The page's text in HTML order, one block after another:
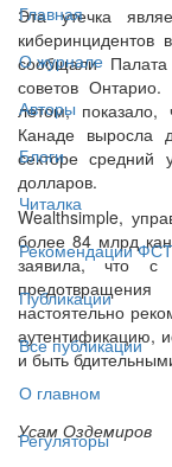
Главная
О журнале
Авторы
Блоги
Читалка
Рекомендации
Публикации
Все публикации
О главном
Регуляторы
Эта утечка
сообщали
советов Онтарио.
летом, показало,
Канаде выросла
секторе средний
долларов.
Wealthsimple,
более 84 млрд
заявила, что
настоятельно
аутентификацию,
и быть
Усам Оздемиров